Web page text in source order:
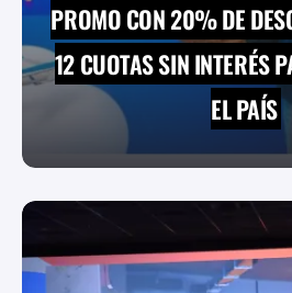
PROMO CON 20% DE
12 CUOTAS SIN INTERÉS
EL PAÍS